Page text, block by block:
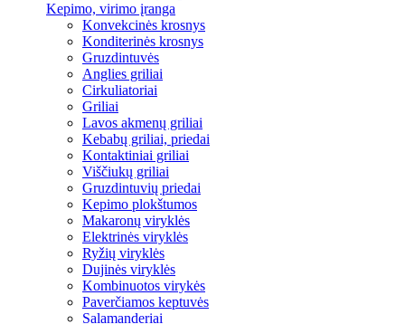
Kepimo, virimo įranga
Konvekcinės krosnys
Konditerinės krosnys
Gruzdintuvės
Anglies griliai
Cirkuliatoriai
Griliai
Lavos akmenų griliai
Kebabų griliai, priedai
Kontaktiniai griliai
Viščiukų griliai
Gruzdintuvių priedai
Kepimo plokštumos
Makaronų viryklės
Elektrinės viryklės
Ryžių viryklės
Dujinės viryklės
Kombinuotos virykės
Paverčiamos keptuvės
Salamanderiai